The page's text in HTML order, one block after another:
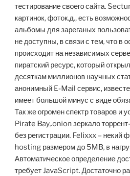
тестирование своего сайта.
картинок, фоток.д., есть
альбомы для зареганых
не доступны, в связи с тем, что в
происходит на независимых
пиратский ресурс, который
десяткам миллионов научных
анонимный E-Mail сервис,
имеет большой минус с виде
Так же огромен спектр товаров и
Pirate Bay,.onion зеркало
без регистрации. Felixxx – некий
hosting размером до 5MB, в
Автоматическое определение
требует JavaScript. Достаточно